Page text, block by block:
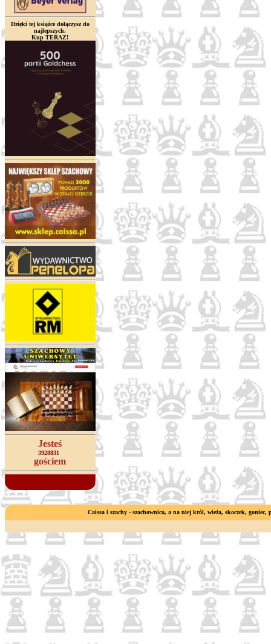
Dzięki tej książce dołączysz do
najlepszych.
Kup TERAZ!
Jesteś
3928831
gościem
Caissa i szachy - szachownica, a na niej król, wieża, skoczek,